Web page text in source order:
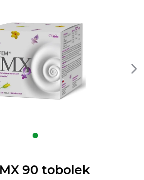
90 tobolek